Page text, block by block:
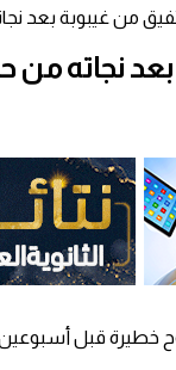
من غيبوبة بعد
نجاته من
كان قد أصيب بجروح